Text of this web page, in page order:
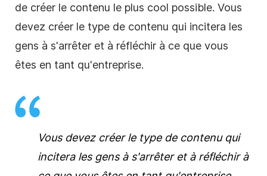
de créer le contenu le plus cool possible. Vous
devez créer le type de contenu qui incitera les
gens à s'arrêter et à réfléchir à ce que vous
êtes en tant qu'entreprise.
Vous devez créer le type de contenu qui
incitera les gens à s'arrêter et à réfléchir à